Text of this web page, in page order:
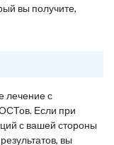
вы получите,
лечение с
Если при
с вашей стороны
вы